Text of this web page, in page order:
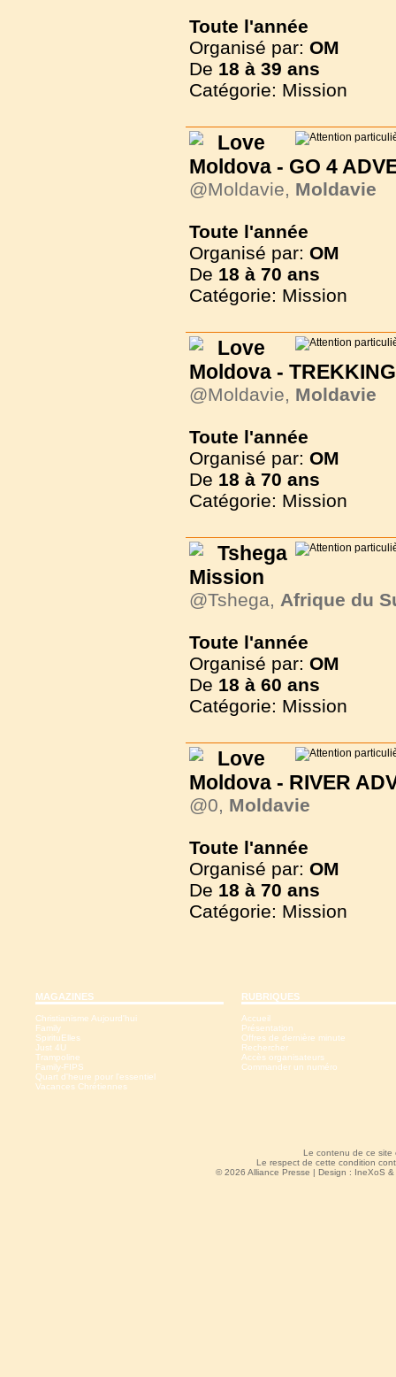
Toute l'année
Organisé par: OM
De 18 à 39 ans
Catégorie: Mission
Love
Moldova - GO 4
@Moldavie, Moldavie
Toute l'année
Organisé par: OM
De 18 à 70 ans
Catégorie: Mission
Love
Moldova -
@Moldavie, Moldavie
Toute l'année
Organisé par: OM
De 18 à 70 ans
Catégorie: Mission
Tshega
Mission
@Tshega, Afrique du
Toute l'année
Organisé par: OM
De 18 à 60 ans
Catégorie: Mission
Love
Moldova - RIVER
@0, Moldavie
Toute l'année
Organisé par: OM
De 18 à 70 ans
Catégorie: Mission
MAGAZINES
Christianisme Aujourd'hui
Family
SpirituElles
Just 4U
Trampoline
Family-FIPS
Quart d'heure pour l'essentiel
Vacances Chrétiennes
RUBRIQUES
Accueil
Présentation
Offres de dernière minute
Rechercher
Accès organisateurs
Commander un numéro
Le contenu de ce site
Le respect de cette condition
© 2026 Alliance Presse | Design : IneXoS &